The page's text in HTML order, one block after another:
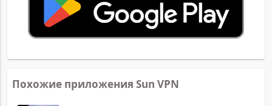
Похожие приложения Sun VPN